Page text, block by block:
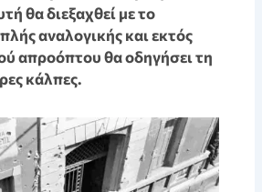
θα διεξαχθεί με το
αναλογικής και εκτός
απροόπτου θα οδηγήσει τη
κάλπες.